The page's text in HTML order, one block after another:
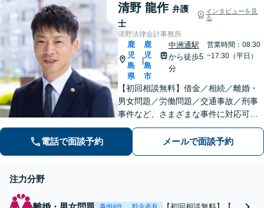
【初回相談無料】【夜間・休
清野 龍作 弁護
士
インタビューを見
る
清野法律会計事務所
鹿
児
島
県
|
鹿
児
島
市
中洲通駅
から徒歩5
分
営業時間：08:30
~17:30（平日）
【初回相談無料】借金／相続／離婚・
男女問題／労働問題／交通事故／刑事
事件など、さまざまな事件に対応可能
です。お話を丁寧にお聞きすることを
心がけています。はじめて弁護士に相
談される方も、お気軽にご相談くださ
電話で面談予約 メールで面談予約
注力分野
事例4件 料金表有
【初回相談無料】【離